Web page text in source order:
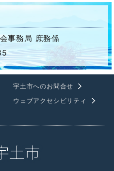
事務局 庶務係
宇土市へのお問合せ
ウェブアクセシビリティ